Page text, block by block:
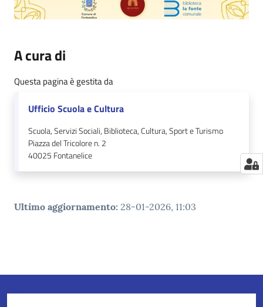
A cura di
Questa pagina è gestita da
Ufficio Scuola e Cultura
Scuola, Servizi Sociali, Biblioteca, Cultura, Sport e Turismo
Piazza del Tricolore n. 2
40025 Fontanelice
Ultimo aggiornamento: 28-01-2026, 11:03